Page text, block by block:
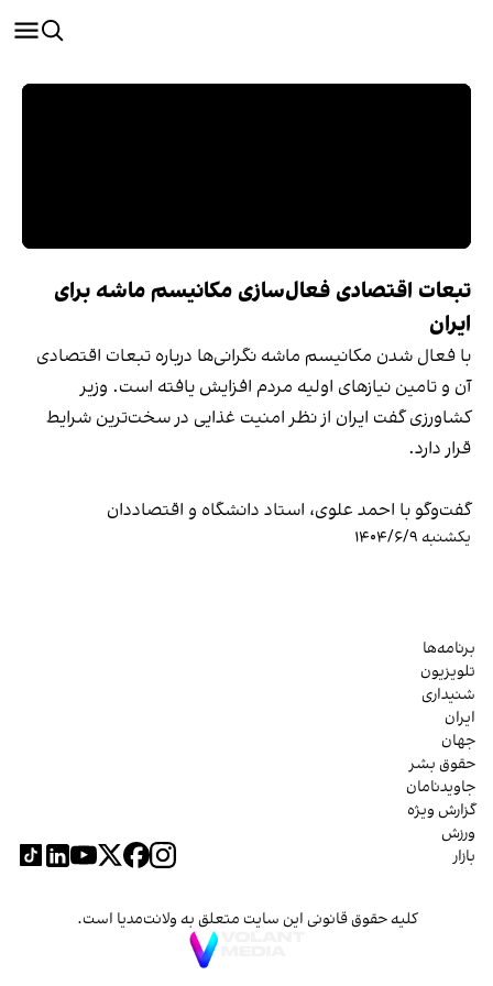
تبعات اقتصادی فعال‌سازی مکانیسم ماشه برای
ایران
با فعال شدن مکانیسم ماشه نگرانی‌ها درباره تبعات اقتصادی
آن و تامین نیازهای اولیه مردم افزایش یافته است. وزیر
کشاورزی گفت ایران از نظر امنیت غذایی در سخت‌ترین شرایط
قرار دارد.
گفت‌وگو با احمد علوی، استاد دانشگاه و اقتصاددان
یکشنبه ۱۴۰۴/۶/۹
برنامه‌ها
تلویزیون
شنیداری
ایران
جهان
حقوق بشر
جاویدنامان
گزارش ویژه
ورزش
بازار
کلیه حقوق قانونی این سایت متعلق به ولانت‌مدیا است.